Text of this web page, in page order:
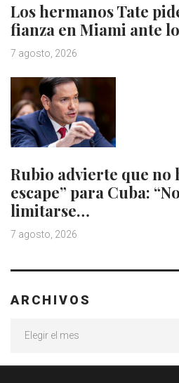
Los hermanos Tate
fianza en Miami ante
7 agosto, 2026
Rubio advierte que no
escape” para Cuba:
limitarse…
7 agosto, 2026
ARCHIVOS